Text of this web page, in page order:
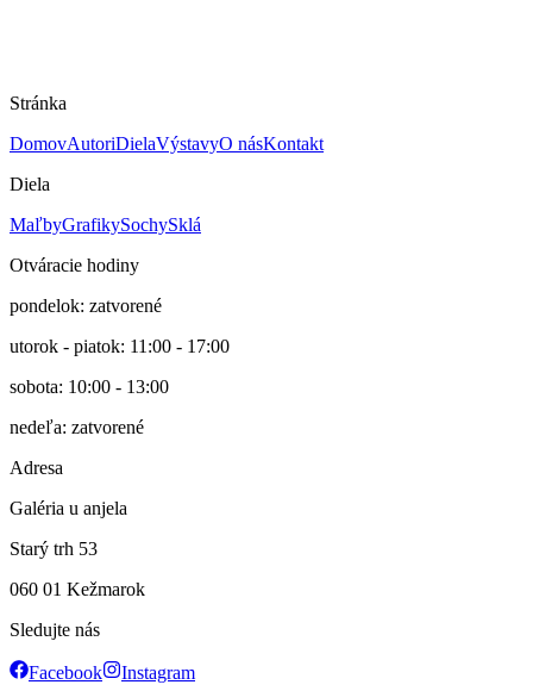
Olej na plátne
Viac o diele
Stránka
DomovAutoriDielaVýstavyO násKontakt
Diela
MaľbyGrafikySochySklá
Otváracie hodiny
pondelok: zatvorené
utorok - piatok: 11:00 - 17:00
sobota: 10:00 - 13:00
nedeľa: zatvorené
Adresa
Galéria u anjela
Starý trh 53
060 01 Kežmarok
Sledujte nás
Facebook Instagram